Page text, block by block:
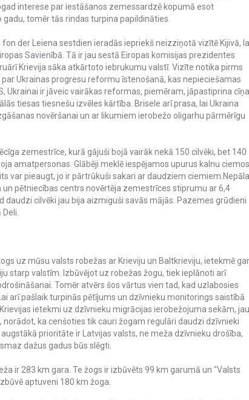
interese par iestāšanos zemessardzē kopumā esot
tomēr tās rindas turpina papildināties.
der Leiena sestdien ieradās iepriekš neizziņotā vizītē Kijivā,
Savienībā. Tā ir jau sestā Eiropas komisijas prezidentes
Krievija sāka atkārtoto iebrukumu valstī. Vizīte notika pirms
Ukrainas progresu reformu īstenošanā, kas nepieciešamas
Ukrainai ir jāveic vairākas reformas, piemēram, jāpastiprina cīņa
tiesas tiesnešu izvēles kārtība. Brisele arī prasa, lai Ukraina
novēršanai un ar likumiem ierobežo oligarhu pārmērīgu
zemestrīce, kurā gājuši bojā vairāk nekā 150 cilvēki, bet 140
amatpersonas. Glābēji meklē iespējamos upurus kalnu ciemos.
var pieaugt, jo ir pārtrūkuši sakari ar daudziem
pētniecības centrs novērtēja zemestrīces stiprumu ar 6,4
cilvēki jau bija aizmiguši savās mājās. Pazemes grūdieni
uz mūsu valsts robežas ar Krieviju un Baltkrieviju, ietekmē
starp valstīm. Izbūvējot uz robežas žogu, tiek ieplānoti arī
Tomēr atvērs šos vārtus vien tad, kad uzlabosies
arī pašlaik turpinās pētījums un dzīvnieku monitorings saistībā
ietekmi uz dzīvnieku migrācijas ierobežojuma sekām, jau
ka cenšoties tik cauri žogam regulāri daudzi dzīvnieki
prioritāte ir Latvijas valsts, ne meža dzīvnieku drošība,
dažus gadus būs slēgti.
ir 283 km gara. Te žogs ir izbūvēts 99 km garumā un "Valsts
aptuveni 180 km žoga.